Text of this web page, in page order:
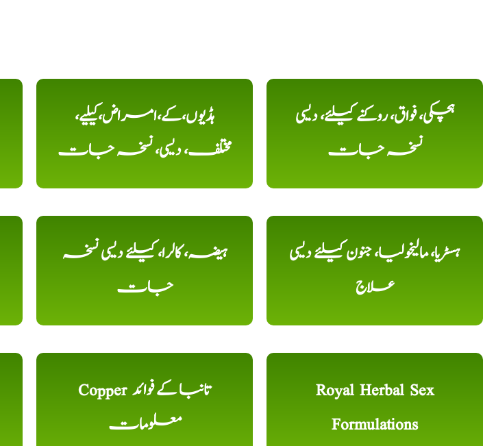
ہڈیوں،کے،امراض،کیلیے،
مختلف، دیسی، نسخہ جات
ہچکی، فواق، روکنے کیلئے، دیسی
نسخہ جات
ہیضہ، کالرا، کیلئے دیسی نسخہ
جات
ہسٹریا، مالیخولیا، جنون کیلئے دیسی
علاج
Copper تانبا کے فوائد
معلومات
Royal Herbal Sex
Formulations